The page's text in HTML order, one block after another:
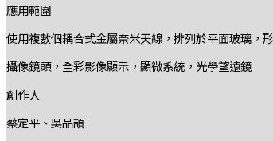
應用範圍
使用複數個耦合式金屬奈米天線，排列於平面玻璃，
攝像鏡頭，全彩影像顯示，顯微系統，光學望遠鏡
創作人
蔡定平、吳品頡